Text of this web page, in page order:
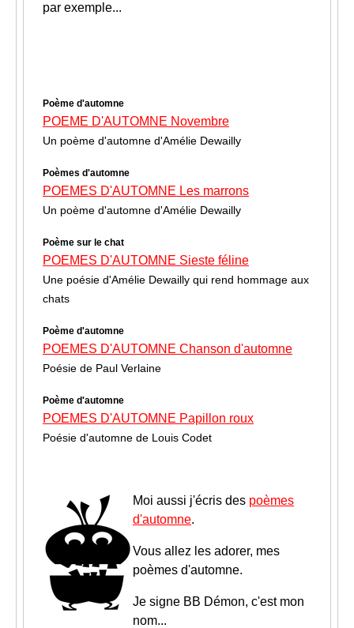
par exemple...
Poème d'automne
POEME D'AUTOMNE Novembre
Un poème d'automne d'Amélie Dewailly
Poèmes d'automne
POEMES D'AUTOMNE Les marrons
Un poème d'automne d'Amélie Dewailly
Poème sur le chat
POEMES D'AUTOMNE Sieste féline
Une poésie d'Amélie Dewailly qui rend hommage aux
chats
Poème d'automne
POEMES D'AUTOMNE Chanson d'automne
Poésie de Paul Verlaine
Poème d'automne
POEMES D'AUTOMNE Papillon roux
Poésie d'automne de Louis Codet
Moi aussi j'écris des poèmes
d'automne.
Vous allez les adorer, mes
poèmes d'automne.
Je signe BB Démon, c'est mon
nom...